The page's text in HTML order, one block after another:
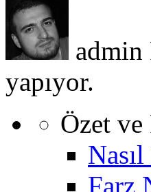
admin
yapıyor.
Özet
Nasıl
Farz